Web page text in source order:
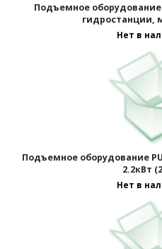
Подъемное оборудование
гидростанции,
Нет в
Подъемное оборудование
2.2кВт
Нет в